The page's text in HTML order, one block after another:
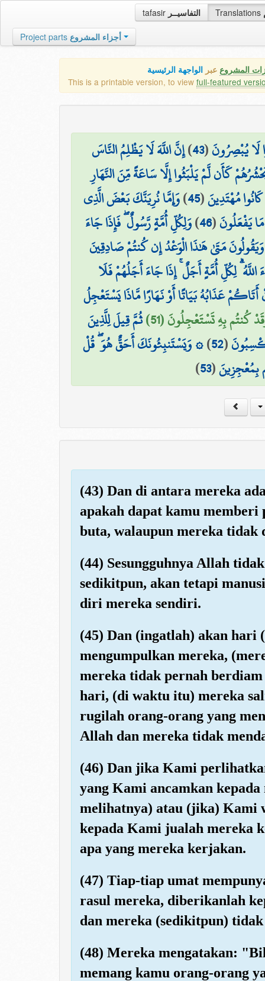
tafasir التفاسيــر Translations
Project parts أجزاء المشروع
المشروع عبر الواجهة الرئيسية
This is a printable version, to view full-featured
لَا يُبْصِرُونَ(
43
)إِنَّ اللَّهَ لَا يَظْلِمُ النَّاسَ
كَأَن لَّمْ يَلْبَثُوا إِلَّا سَاعَةً مِّنَ النَّهَارِ
مُهْتَدِينَ(
45
)وَإِمَّا نُرِيَنَّكَ بَعْضَ الَّذِي
يَفْعَلُونَ(
46
)وَلِكُلِّ أُمَّةٍ رَّسُولٌ ۖ فَإِذَا جَاءَ
وَيَقُولُونَ مَتَىٰ هَٰذَا الْوَعْدُ إِن كُنتُمْ صَادِقِينَ
لِكُلِّ أُمَّةٍ أَجَلٌ ۚ إِذَا جَاءَ أَجَلُهُمْ فَلَا
أَتَاكُمْ عَذَابُهُ بَيَاتًا أَوْ نَهَارًا مَّاذَا يَسْتَعْجِلُ
كُنتُم بِهِ تَسْتَعْجِلُونَ (51)
ثُمَّ قِيلَ لِلَّذِينَ
(
52
)۞ وَيَسْتَنبِئُونَكَ أَحَقٌّ هُوَ ۖ قُلْ
بِمُعْجِزِينَ(
53
)
(43) Dan di antara mereka
apakah dapat kamu
buta, walaupun mereka tidak
(44) Sesungguhnya Allah
sedikitpun, akan tetapi
diri mereka sendiri.
(45) Dan (ingatlah) akan
mengumpulkan mereka,
mereka tidak pernah
hari, (di waktu itu) mereka
rugilah orang-orang yang
Allah dan mereka tidak
(46) Dan jika Kami
yang Kami ancamkan
melihatnya) atau (jika) Kami
kepada Kami jualah mereka
apa yang mereka kerjakan.
(47) Tiap-tiap umat
rasul mereka, diberikanlah
dan mereka (sedikitpun)
(48) Mereka mengatakan:
memang kamu orang-orang